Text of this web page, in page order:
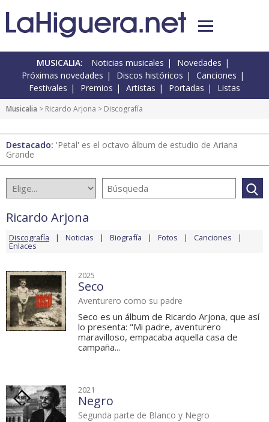
MUSICALIA: Noticias musicales
Novedades
Próximas novedades
Discos históricos
Canciones
Festivales
Premios Artistas Portadas Listas
Musicalia > Ricardo Arjona > Discografía
Destacado: 'Petal' es el octavo álbum de estudio de Ariana
Grande
Ricardo Arjona
Discografía Noticias Biografía Fotos Canciones
Enlaces
2025
Seco
Aventurero como su padre
Seco es un álbum de Ricardo Arjona, que así
lo presenta: "Mi padre, aventurero
maravilloso, empacaba aquella casa de
campaña...
2021
Negro
Segunda parte de Blanco y Negro